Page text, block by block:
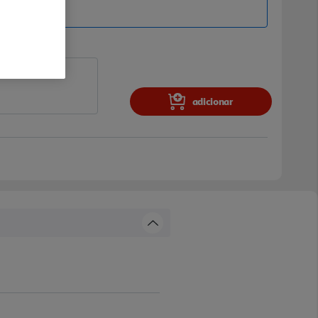
adicionar